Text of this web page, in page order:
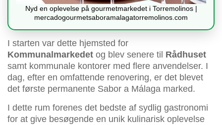
Nyd en oplevelse på gourmetmarkedet i Torremolinos |
mercadogourmetsaboramalagatorremolinos.com
I starten var dette hjemsted for
Kommunalmarkedet og blev senere til Rådhuset
samt kommunale kontorer med flere anvendelser. I
dag, efter en omfattende renovering, er det blevet
det første permanente Sabor a Málaga marked.
I dette rum forenes det bedste af sydlig gastronomi
for at give besøgende en unik kulinarisk oplevelse